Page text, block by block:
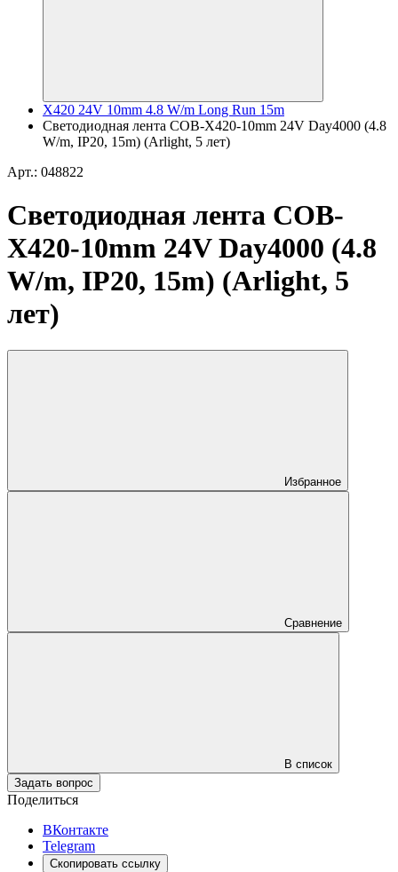
X420 24V 10mm 4.8 W/m Long Run 15m
Светодиодная лента COB-X420-10mm 24V Day4000 (4.8
W/m, IP20, 15m) (Arlight, 5 лет)
Арт.: 048822
Светодиодная лента COB-
X420-10mm 24V Day4000 (4.8
W/m, IP20, 15m) (Arlight, 5
лет)
Избранное
Сравнение
В список
Задать вопрос
Поделиться
ВКонтакте
Telegram
Скопировать ссылку